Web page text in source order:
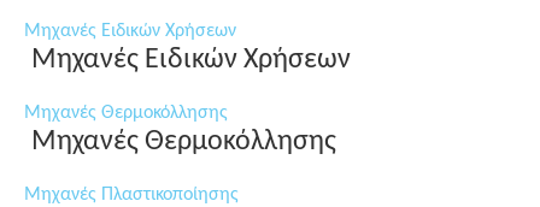
Μηχανές Ειδικών Χρήσεων
Μηχανές Ειδικών Χρήσεων
Μηχανές Θερμοκόλλησης
Μηχανές Θερμοκόλλησης
Μηχανές Πλαστικοποίησης